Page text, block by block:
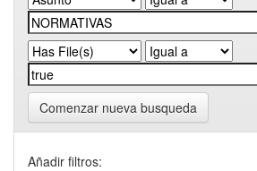
Comenzar nueva busqueda
Añadir filtros: